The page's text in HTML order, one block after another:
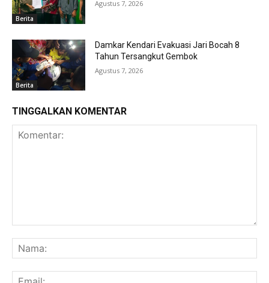
Berita
Agustus 7, 2026
Berita
Damkar Kendari Evakuasi Jari Bocah 8
Tahun Tersangkut Gembok
Agustus 7, 2026
TINGGALKAN KOMENTAR